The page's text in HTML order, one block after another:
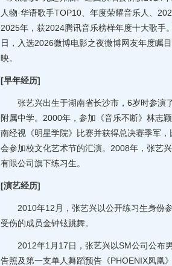
人物·华语歌手TOP10、年度荣耀音乐人、
2025年，获2024腾讯音乐榜样年度十大歌手
日，入选2026微博电影之夜微博网友年度瞩
映。
[早年经历]
张艺兴出生于湖南省长沙市，6岁时参演
附属中学。2000年，参加《音乐不断》林志
南经视《明星学院》比赛并获得总决赛季军
会参加校文化艺术节的汇演。2008年，张艺
有限公司旗下练习生。
[演艺经历]
2010年12月，张艺兴以公开练习生身份参
受伤的成员金钟铉跳舞。
2012年1月17日，张艺兴以SM公司公布男
告照及第一支单人舞蹈预告《PHOENIX凤凰